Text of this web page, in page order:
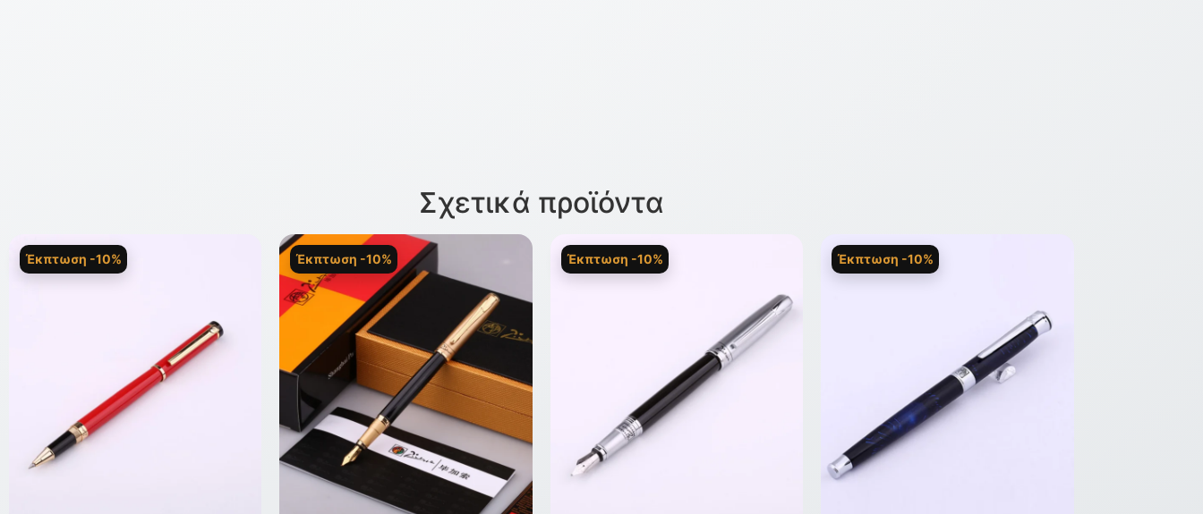
Σχετικά προϊόντα
Έκπτωση -10% Έκπτωση -10% Έκπτωση -10% Έκπτωση -10%